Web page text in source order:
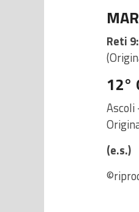
Reti 9:
12°
Ascoli
(e.s.)